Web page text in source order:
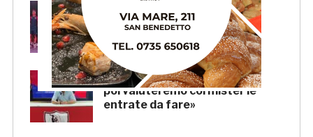
Samb, la presentazione della
squadra venerdì 7 agosto
Samb, Mussi: «Prima le uscite,
poi valuteremo col mister le
entrate da fare»